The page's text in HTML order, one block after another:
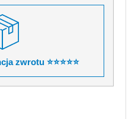
zwrotu ⭐⭐⭐⭐⭐